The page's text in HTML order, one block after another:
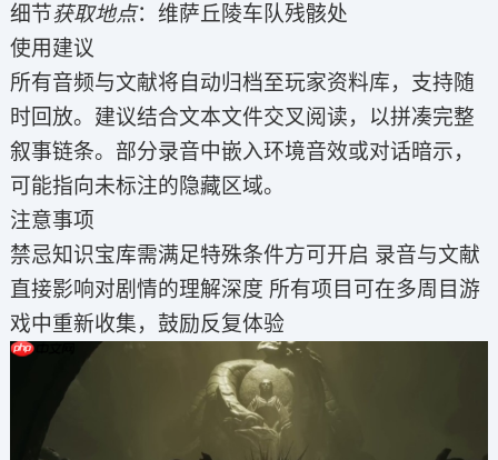
细节获取地点：维萨丘陵车队残骸处
使用建议
所有音频与文献将自动归档至玩家资料库，支持随
时回放。建议结合文本文件交叉阅读，以拼凑完整
叙事链条。部分录音中嵌入环境音效或对话暗示，
可能指向未标注的隐藏区域。
注意事项
禁忌知识宝库需满足特殊条件方可开启 录音与文献
直接影响对剧情的理解深度 所有项目可在多周目游
戏中重新收集，鼓励反复体验